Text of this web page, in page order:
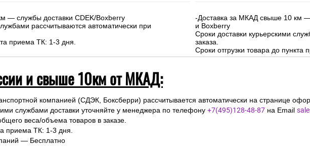
— службы доставки CDEK/Boxberry
рассчитываются автоматически при
приема ТК: 1-3 дня.
-Доставка за МКАД свыше 10 км —
и Boxberry
Сроки доставки курьерскими
заказа.
Сроки отгрузки товара до пункта
и свыше 10км от МКАД:
компанией (СДЭК, Боксберри) рассчитывается автоматически на странице
службами доставки уточняйте у менеджера по телефону +7(495)128-48-87 на Email
веса/объема товаров в заказе.
приема ТК: 1-3 дня.
— Бесплатно